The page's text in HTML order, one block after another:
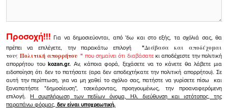
Προσοχή!!! Για να δημοσιεύονται, από 'δω και στο εξής, τα σχόλιά σας, θα
πρέπει να επιλέγετε, την παρακάτω επιλογή
"Διάβασα και αποδέχομαι
τουςΠολιτική απορρήτου" που σημαίνει ότι διαβάσατεκι αποδέχεστε την πολιτική
απορρήτου τουkozan.gr. Αν, κάποια φορά, ξεχάσετε να το κάνετε θα λάβετε μια
ειδοποίηση ότι δεν το πατήσατε (αρα δεν αποδεχτήκατε την πολιτική απορρήτου). Σε
αυτή την περίπτωση, για να μη χαθεί το σχόλιο σας, πατήστε να γυρίσετε πίσω και
ξαναπατήστε "δημοσίευση", τσεκάροντας, προηγουμένως, την προαναφερόμενη
επιλογή.Η συμπλήρωση των πεδίων όνομα, Ηλ. διεύθυνση και ιστότοπος, της
παραπάνω φόρμας, δεν είναι υποχρεωτική.